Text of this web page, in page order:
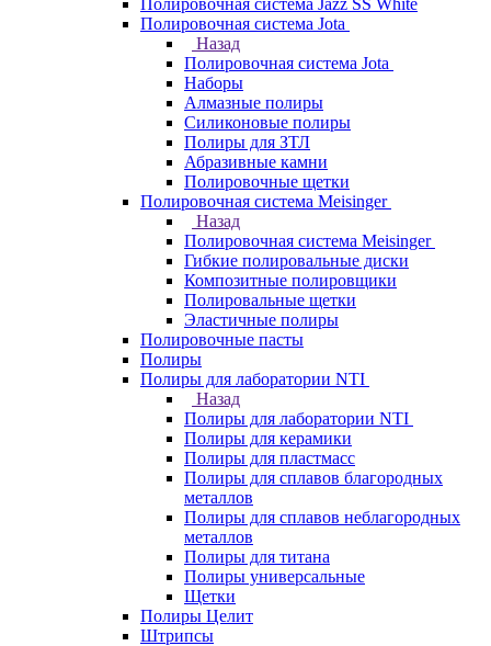
Полировочная система Jazz SS White
Полировочная система Jota
Назад
Полировочная система Jota
Наборы
Алмазные полиры
Силиконовые полиры
Полиры для ЗТЛ
Абразивные камни
Полировочные щетки
Полировочная система Meisinger
Назад
Полировочная система Meisinger
Гибкие полировальные диски
Композитные полировщики
Полировальные щетки
Эластичные полиры
Полировочные пасты
Полиры
Полиры для лаборатории NTI
Назад
Полиры для лаборатории NTI
Полиры для керамики
Полиры для пластмасс
Полиры для сплавов благородных
металлов
Полиры для сплавов неблагородных
металлов
Полиры для титана
Полиры универсальные
Щетки
Полиры Целит
Штрипсы